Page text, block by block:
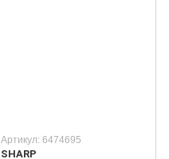
Артикул: 6474695
SHARP